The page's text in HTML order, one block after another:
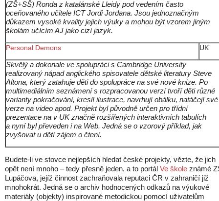
(ZŠ+SŠ) Ronda z katalánské Lleidy pod vedením často
oceňovaného učitele ICT Jordi Jordana. Jsou jednoznačným
důkazem vysoké kvality jejich výuky a mohou být vzorem jiným
školám učícím AJ jako cizí jazyk.
Personal Demons UK
Skvělý a dokonale ve spolupráci s Cambridge University
realizovaný nápad anglického spisovatele dětské literatury Steve
Altona, který zatahuje děti do spolupráce na své nové knize. Po
multimediálním seznámení s rozpracovanou verzí tvoří děti různé
varianty pokračování, kreslí ilustrace, navrhují obálku, natáčejí své
verze na video apod. Projekt byl původně určen pro třídní
prezentace na v UK značně rozšířených interaktivních tabulích
a nyní byl převeden i na Web. Jedná se o vzorový příklad, jak
zvyšovat u dětí zájem o čtení.
Budete-li ve stovce nejlepších hledat české projekty, vězte, že jich
opět není mnoho – tedy přesně jeden, a to portál Ve škole známé
Lupáčova, jejíž činnost zachraňovala reputaci ČR v zahraničí již
mnohokrát. Jedná se o archiv hodnocených odkazů na výukové
materiály (objekty) inspirované metodickou pomocí uživatelům